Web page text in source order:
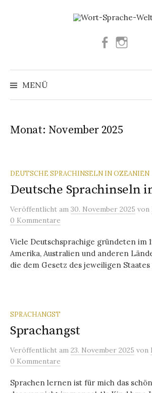
Facebook
MENÜ
Monat: November 2025
DEUTSCHE SPRACHINSELN IN OZEANIEN
Deutsche Sprachinseln
Veröffentlicht am 30. November 2025 von
0 Kommentare
Viele Deutschsprachige gründeten im
Amerika, Australien und anderen
die dem Gesetz des jeweiligen Staates
SPRACHANGST
Sprachangst
Veröffentlicht am 23. November 2025 von
0 Kommentare
Sprachen lernen ist für mich das